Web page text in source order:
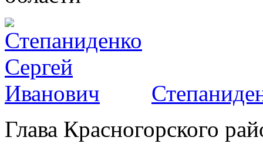
Глава Красногорского